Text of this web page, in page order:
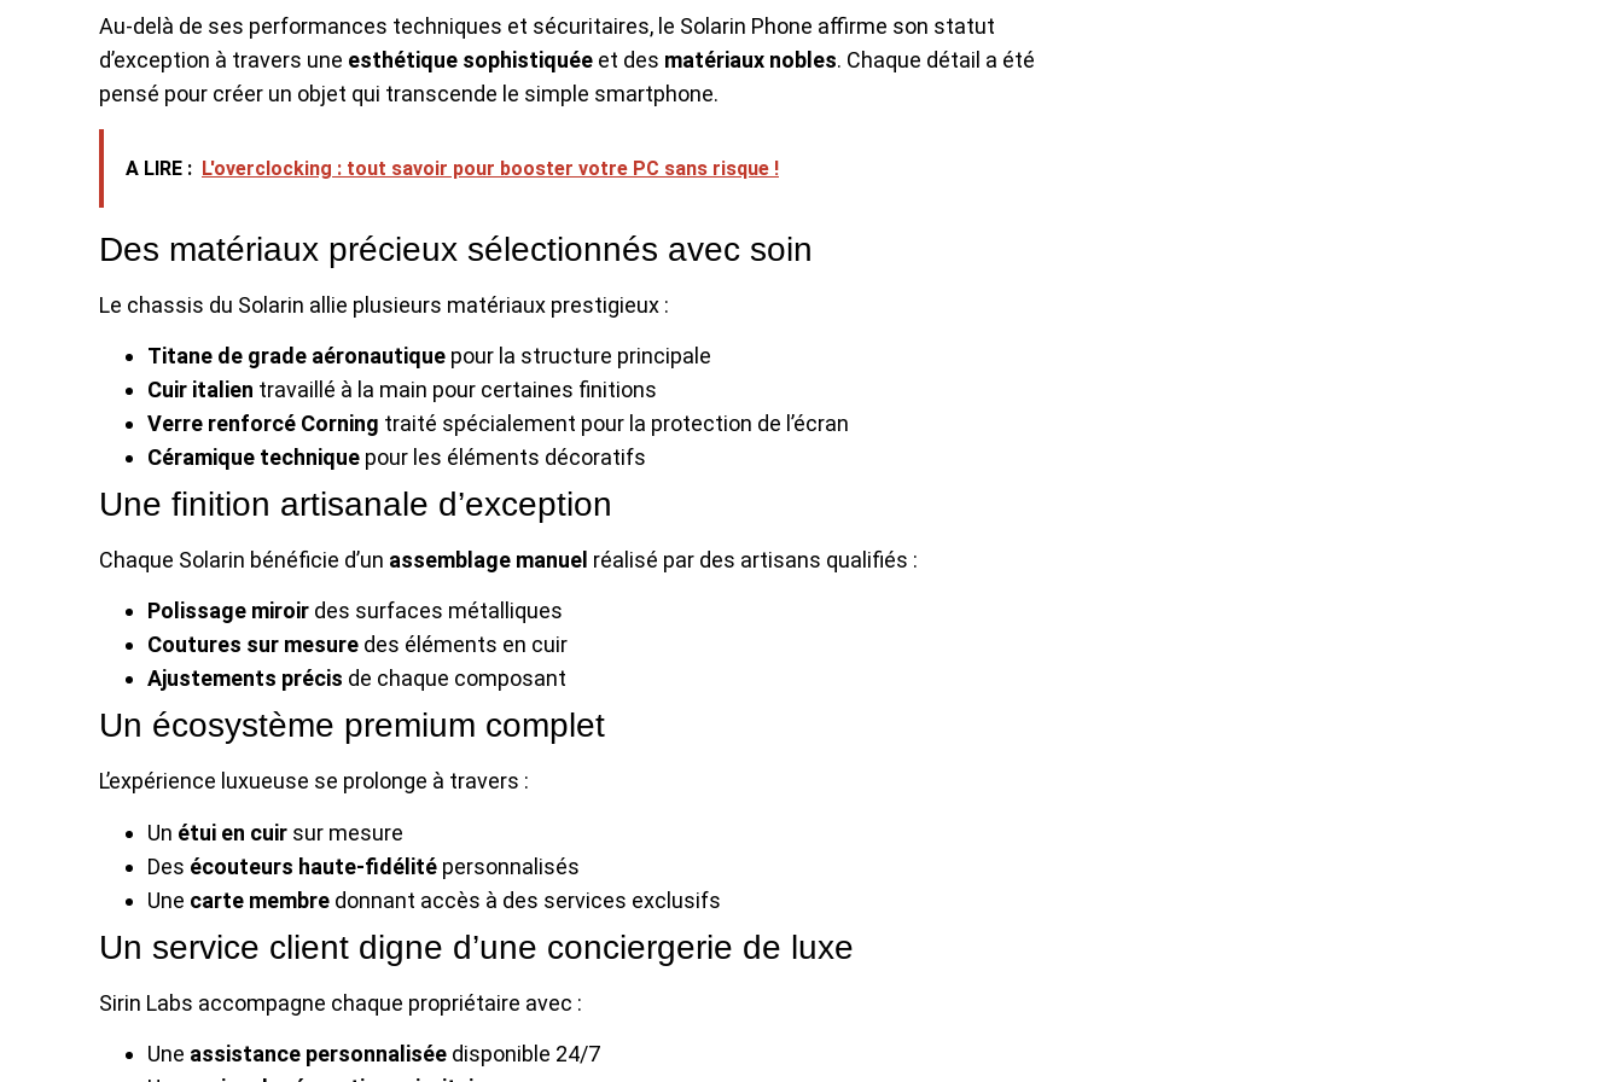
Au-delà de ses performances techniques et sécuritaires, le Solarin Phone affirme son statut
d’exception à travers une esthétique sophistiquée et des matériaux nobles. Chaque détail a été
pensé pour créer un objet qui transcende le simple smartphone.
A LIRE : L'overclocking : tout savoir pour booster votre PC sans risque !
Des matériaux précieux sélectionnés avec soin
Le chassis du Solarin allie plusieurs matériaux prestigieux :
Titane de grade aéronautique pour la structure principale
Cuir italien travaillé à la main pour certaines finitions
Verre renforcé Corning traité spécialement pour la protection de l’écran
Céramique technique pour les éléments décoratifs
Une finition artisanale d’exception
Chaque Solarin bénéficie d’un assemblage manuel réalisé par des artisans qualifiés :
Polissage miroir des surfaces métalliques
Coutures sur mesure des éléments en cuir
Ajustements précis de chaque composant
Un écosystème premium complet
L’expérience luxueuse se prolonge à travers :
Un étui en cuir sur mesure
Des écouteurs haute-fidélité personnalisés
Une carte membre donnant accès à des services exclusifs
Un service client digne d’une conciergerie de luxe
Sirin Labs accompagne chaque propriétaire avec :
Une assistance personnalisée disponible 24/7